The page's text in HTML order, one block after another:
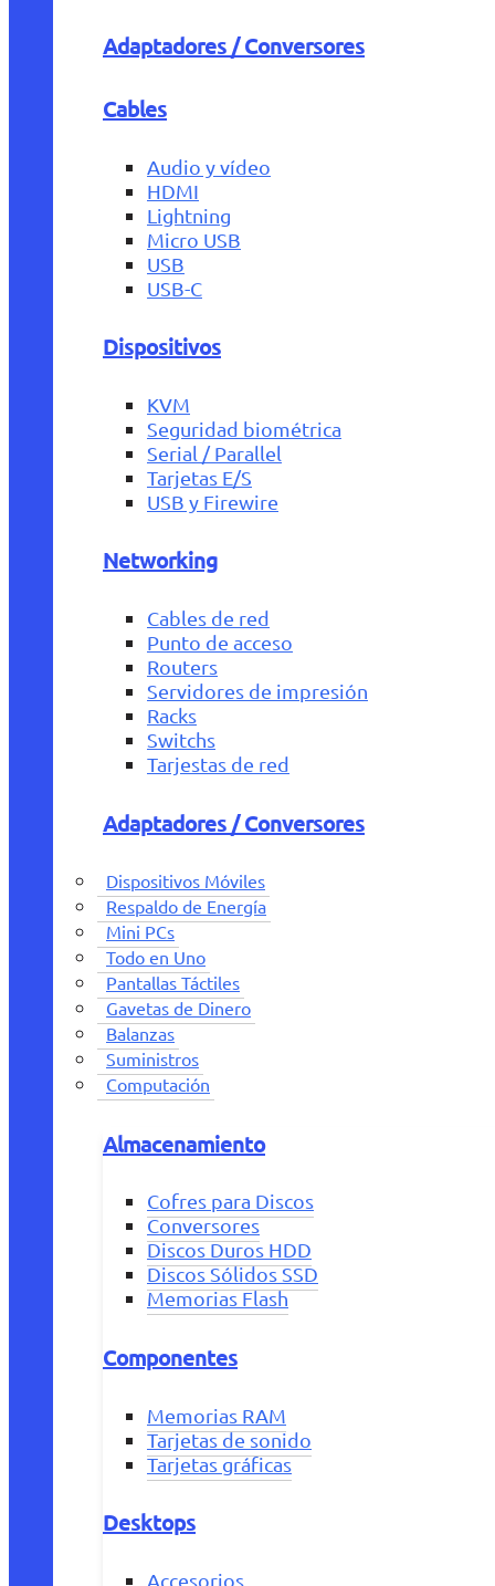
Adaptadores / Conversores
Cables
Audio y vídeo
HDMI
Lightning
Micro USB
USB
USB-C
Dispositivos
KVM
Seguridad biométrica
Serial / Parallel
Tarjetas E/S
USB y Firewire
Networking
Cables de red
Punto de acceso
Routers
Servidores de impresión
Racks
Switchs
Tarjestas de red
Adaptadores / Conversores
Dispositivos Móviles
Respaldo de Energía
Mini PCs
Todo en Uno
Pantallas Táctiles
Gavetas de Dinero
Balanzas
Suministros
Computación
Almacenamiento
Cofres para Discos
Conversores
Discos Duros HDD
Discos Sólidos SSD
Memorias Flash
Componentes
Memorias RAM
Tarjetas de sonido
Tarjetas gráficas
Desktops
Accesorios